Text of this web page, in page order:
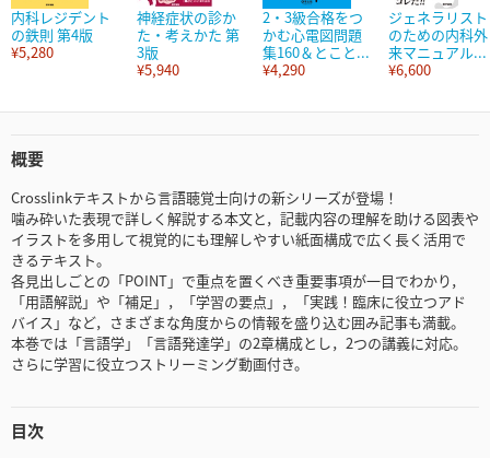
内科レジデント
の鉄則 第4版
¥5,280
神経症状の診か
た・考えかた 第
3版
¥5,940
2・3級合格をつ
かむ心電図問題
集160＆とこと...
¥4,290
ジェネラリスト
のための内科外
来マニュアル...
¥6,600
概要
Crosslinkテキストから言語聴覚士向けの新シリーズが登場！
噛み砕いた表現で詳しく解説する本文と，記載内容の理解を助ける図表や
イラストを多用して視覚的にも理解しやすい紙面構成で広く長く活用で
きるテキスト。
各見出しごとの「POINT」で重点を置くべき重要事項が一目でわかり，
「用語解説」や「補足」，「学習の要点」，「実践！臨床に役立つアド
バイス」など，さまざまな角度からの情報を盛り込む囲み記事も満載。
本巻では「言語学」「言語発達学」の2章構成とし，2つの講義に対応。
さらに学習に役立つストリーミング動画付き。
目次